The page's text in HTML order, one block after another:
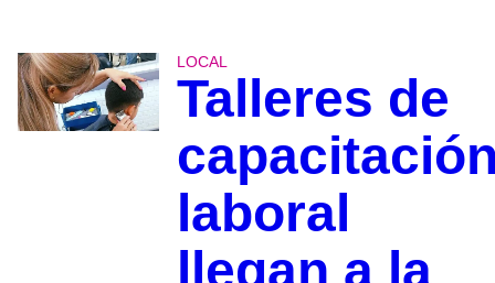
LOCAL
Talleres de
laboral
llegan a la